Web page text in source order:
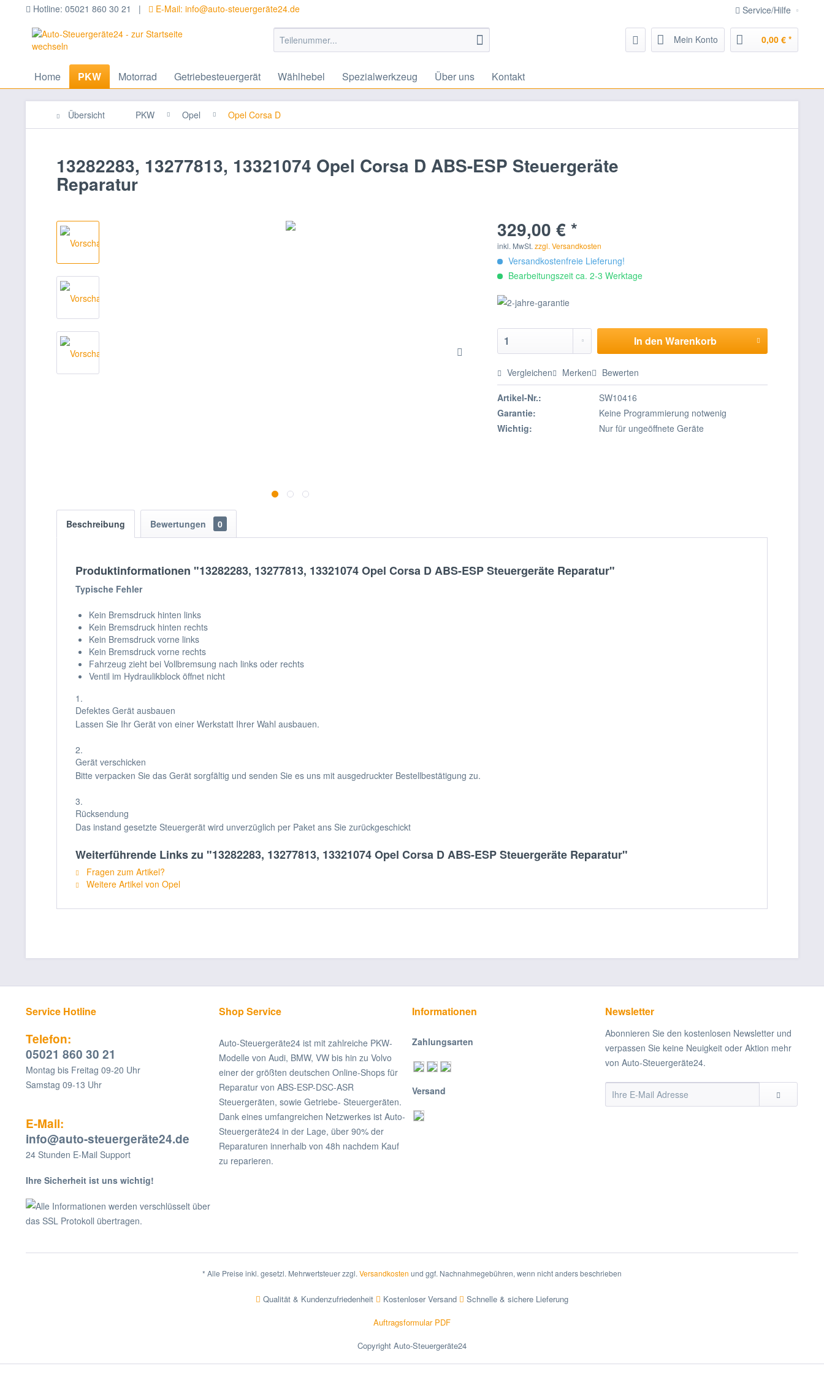
Service/Hilfe
Hotline: 05021 860 30 21 | E-Mail: info@auto-steuergeräte24.de
Mein Konto 0,00 € *
Home PKW Motorrad Getriebesteuergerät Wählhebel Spezialwerkzeug Über uns Kontakt
Übersicht PKW Opel Opel Corsa D
13282283, 13277813, 13321074 Opel Corsa D ABS-ESP Steuergeräte
Reparatur
329,00 € *
inkl. MwSt.zzgl. Versandkosten
Versandkostenfreie Lieferung!
Bearbeitungszeit ca. 2-3 Werktage
In den Warenkorb
Vergleichen Merken Bewerten
Artikel-Nr.:
SW10416
Garantie:
Keine Programmierung notwenig
Wichtig:
Nur für ungeöffnete Geräte
Beschreibung Bewertungen 0
Produktinformationen "13282283, 13277813, 13321074 Opel Corsa D ABS-ESP Steuergeräte Reparatur"
Typische Fehler
Kein Bremsdruck hinten links
Kein Bremsdruck hinten rechts
Kein Bremsdruck vorne links
Kein Bremsdruck vorne rechts
Fahrzeug zieht bei Vollbremsung nach links oder rechts
Ventil im Hydraulikblock öffnet nicht
1.
Defektes Gerät ausbauen
Lassen Sie Ihr Gerät von einer Werkstatt Ihrer Wahl ausbauen.
2.
Gerät verschicken
Bitte verpacken Sie das Gerät sorgfältig und senden Sie es uns mit ausgedruckter Bestellbestätigung zu.
3.
Rücksendung
Das instand gesetzte Steuergerät wird unverzüglich per Paket ans Sie zurückgeschickt
Weiterführende Links zu "13282283, 13277813, 13321074 Opel Corsa D ABS-ESP Steuergeräte Reparatur"
Fragen zum Artikel?
Weitere Artikel von Opel
Service Hotline
Telefon:
05021 860 30 21
Montag bis Freitag 09-20 Uhr
Samstag 09-13 Uhr
E-Mail:
info@auto-steuergeräte24.de
24 Stunden E-Mail Support
Ihre Sicherheit ist uns wichtig!
Alle Informationen werden verschlüsselt über
das SSL Protokoll übertragen.
Shop Service
Auto-Steuergeräte24 ist mit zahlreiche PKW-
Modelle von Audi, BMW, VW bis hin zu Volvo
einer der größten deutschen Online-Shops für
Reparatur von ABS-ESP-DSC-ASR
Steuergeräten, sowie Getriebe- Steuergeräten.
Dank eines umfangreichen Netzwerkes ist Auto-
Steuergeräte24 in der Lage, über 90% der
Reparaturen innerhalb von 48h nachdem Kauf
zu reparieren.
Informationen
Zahlungsarten
Versand
Newsletter
Abonnieren Sie den kostenlosen Newsletter und
verpassen Sie keine Neuigkeit oder Aktion mehr
von Auto-Steuergeräte24.
* Alle Preise inkl. gesetzl. Mehrwertsteuer zzgl. Versandkosten und ggf. Nachnahmegebühren, wenn nicht anders beschrieben
Qualität & Kundenzufriedenheit Kostenloser Versand
Schnelle & sichere Lieferung
Auftragsformular PDF
Copyright Auto-Steuergeräte24